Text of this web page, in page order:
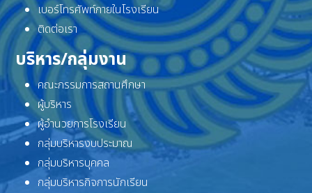
เบอร์โทรศัพท์ภายในโรงเรียน
ติดต่อเรา
บริหาร/กลุ่มงาน
คณะกรรมการสถานศึกษา
ผู้บริหาร
ผู้อำนวยการโรงเรียน
กลุ่มบริหารงบประมาณ
กลุ่มบริหารบุคคล
กลุ่มบริหารกิจการนักเรียน